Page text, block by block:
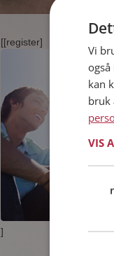
[[register]
]
Vi
kan
bruk
VIS